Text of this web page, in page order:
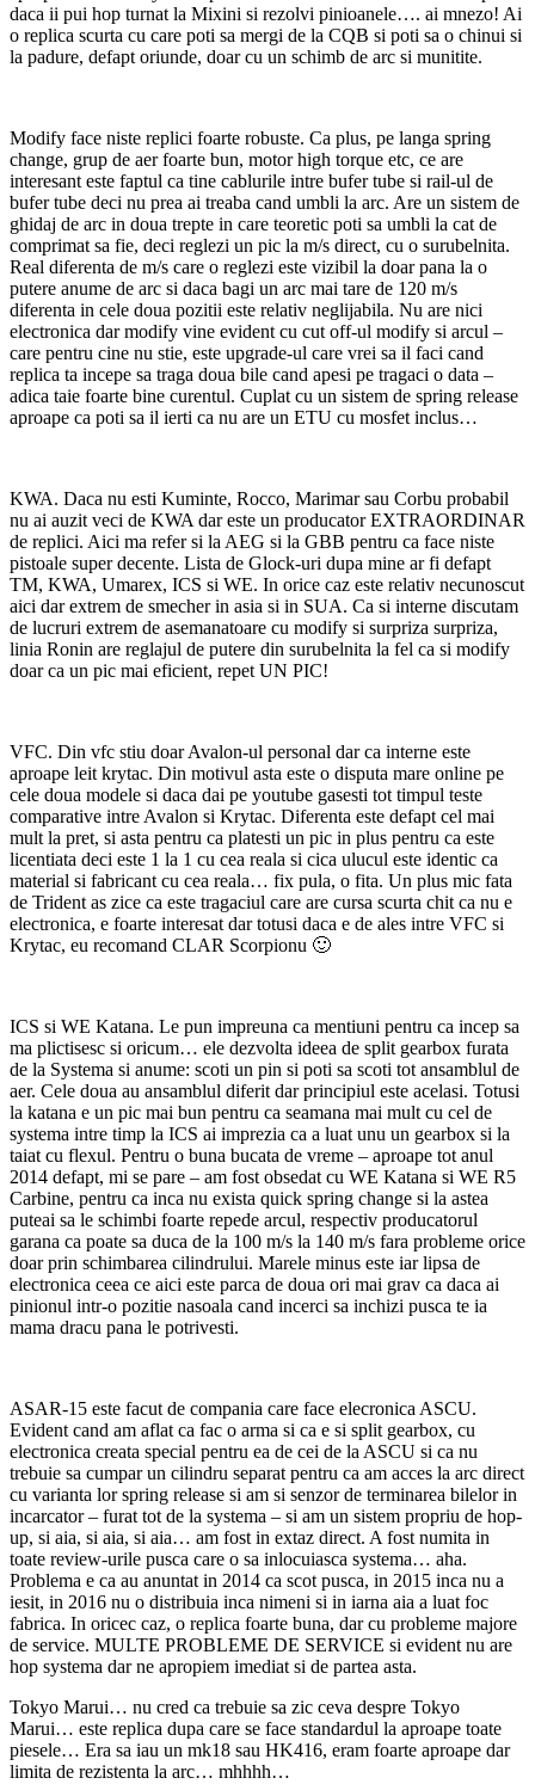
daca ii pui hop turnat la Mixini si rezolvi pinioanele…. ai mnezo! Ai
o replica scurta cu care poti sa mergi de la CQB si poti sa o chinui si
la padure, defapt oriunde, doar cu un schimb de arc si munitite.
Modify face niste replici foarte robuste. Ca plus, pe langa spring
change, grup de aer foarte bun, motor high torque etc, ce are
interesant este faptul ca tine cablurile intre bufer tube si rail-ul de
bufer tube deci nu prea ai treaba cand umbli la arc. Are un sistem de
ghidaj de arc in doua trepte in care teoretic poti sa umbli la cat de
comprimat sa fie, deci reglezi un pic la m/s direct, cu o surubelnita.
Real diferenta de m/s care o reglezi este vizibil la doar pana la o
putere anume de arc si daca bagi un arc mai tare de 120 m/s
diferenta in cele doua pozitii este relativ neglijabila. Nu are nici
electronica dar modify vine evident cu cut off-ul modify si arcul –
care pentru cine nu stie, este upgrade-ul care vrei sa il faci cand
replica ta incepe sa traga doua bile cand apesi pe tragaci o data –
adica taie foarte bine curentul. Cuplat cu un sistem de spring release
aproape ca poti sa il ierti ca nu are un ETU cu mosfet inclus…
KWA. Daca nu esti Kuminte, Rocco, Marimar sau Corbu probabil
nu ai auzit veci de KWA dar este un producator EXTRAORDINAR
de replici. Aici ma refer si la AEG si la GBB pentru ca face niste
pistoale super decente. Lista de Glock-uri dupa mine ar fi defapt
TM, KWA, Umarex, ICS si WE. In orice caz este relativ necunoscut
aici dar extrem de smecher in asia si in SUA. Ca si interne discutam
de lucruri extrem de asemanatoare cu modify si surpriza surpriza,
linia Ronin are reglajul de putere din surubelnita la fel ca si modify
doar ca un pic mai eficient, repet UN PIC!
VFC. Din vfc stiu doar Avalon-ul personal dar ca interne este
aproape leit krytac. Din motivul asta este o disputa mare online pe
cele doua modele si daca dai pe youtube gasesti tot timpul teste
comparative intre Avalon si Krytac. Diferenta este defapt cel mai
mult la pret, si asta pentru ca platesti un pic in plus pentru ca este
licentiata deci este 1 la 1 cu cea reala si cica ulucul este identic ca
material si fabricant cu cea reala… fix pula, o fita. Un plus mic fata
de Trident as zice ca este tragaciul care are cursa scurta chit ca nu e
electronica, e foarte interesat dar totusi daca e de ales intre VFC si
Krytac, eu recomand CLAR Scorpionu 🙂
ICS si WE Katana. Le pun impreuna ca mentiuni pentru ca incep sa
ma plictisesc si oricum… ele dezvolta ideea de split gearbox furata
de la Systema si anume: scoti un pin si poti sa scoti tot ansamblul de
aer. Cele doua au ansamblul diferit dar principiul este acelasi. Totusi
la katana e un pic mai bun pentru ca seamana mai mult cu cel de
systema intre timp la ICS ai imprezia ca a luat unu un gearbox si la
taiat cu flexul. Pentru o buna bucata de vreme – aproape tot anul
2014 defapt, mi se pare – am fost obsedat cu WE Katana si WE R5
Carbine, pentru ca inca nu exista quick spring change si la astea
puteai sa le schimbi foarte repede arcul, respectiv producatorul
garana ca poate sa duca de la 100 m/s la 140 m/s fara probleme orice
doar prin schimbarea cilindrului. Marele minus este iar lipsa de
electronica ceea ce aici este parca de doua ori mai grav ca daca ai
pinionul intr-o pozitie nasoala cand incerci sa inchizi pusca te ia
mama dracu pana le potrivesti.
ASAR-15 este facut de compania care face elecronica ASCU.
Evident cand am aflat ca fac o arma si ca e si split gearbox, cu
electronica creata special pentru ea de cei de la ASCU si ca nu
trebuie sa cumpar un cilindru separat pentru ca am acces la arc direct
cu varianta lor spring release si am si senzor de terminarea bilelor in
incarcator – furat tot de la systema – si am un sistem propriu de hop-
up, si aia, si aia, si aia… am fost in extaz direct. A fost numita in
toate review-urile pusca care o sa inlocuiasca systema… aha.
Problema e ca au anuntat in 2014 ca scot pusca, in 2015 inca nu a
iesit, in 2016 nu o distribuia inca nimeni si in iarna aia a luat foc
fabrica. In oricec caz, o replica foarte buna, dar cu probleme majore
de service. MULTE PROBLEME DE SERVICE si evident nu are
hop systema dar ne apropiem imediat si de partea asta.
Tokyo Marui… nu cred ca trebuie sa zic ceva despre Tokyo
Marui… este replica dupa care se face standardul la aproape toate
piesele… Era sa iau un mk18 sau HK416, eram foarte aproape dar
limita de rezistenta la arc… mhhhh…